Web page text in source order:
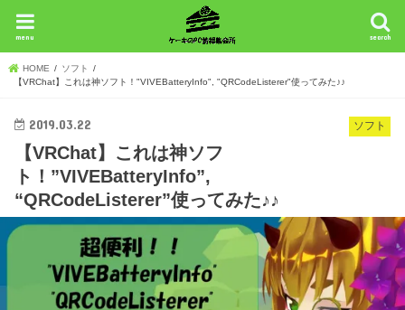
search
menu
HOME
ソフト
【VRChat】これは神ソフト！"VIVEBatteryInfo", "QRCodeListerer"使ってみた♪♪
ソフト
2019.03.22
【VRChat】これは神ソフ
ト！”VIVEBatteryInfo”,
“QRCodeListerer”使ってみた♪♪